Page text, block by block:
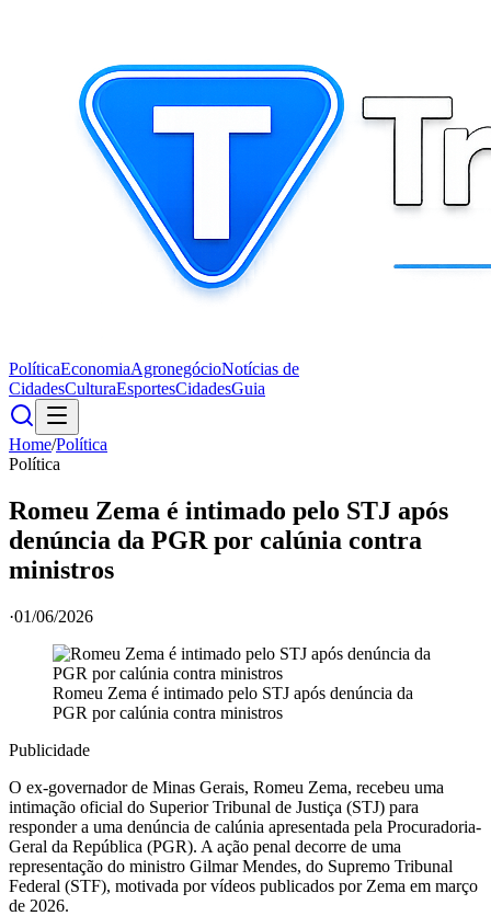
PolíticaEconomiaAgronegócioNotícias de
CidadesCulturaEsportesCidadesGuia
Home/Política
Política
Romeu Zema é intimado pelo STJ após
denúncia da PGR por calúnia contra
ministros
·01/06/2026
Romeu Zema é intimado pelo STJ após denúncia da
PGR por calúnia contra ministros
Publicidade
O ex-governador de Minas Gerais, Romeu Zema, recebeu uma
intimação oficial do Superior Tribunal de Justiça (STJ) para
responder a uma denúncia de calúnia apresentada pela Procuradoria-
Geral da República (PGR). A ação penal decorre de uma
representação do ministro Gilmar Mendes, do Supremo Tribunal
Federal (STF), motivada por vídeos publicados por Zema em março
de 2026.